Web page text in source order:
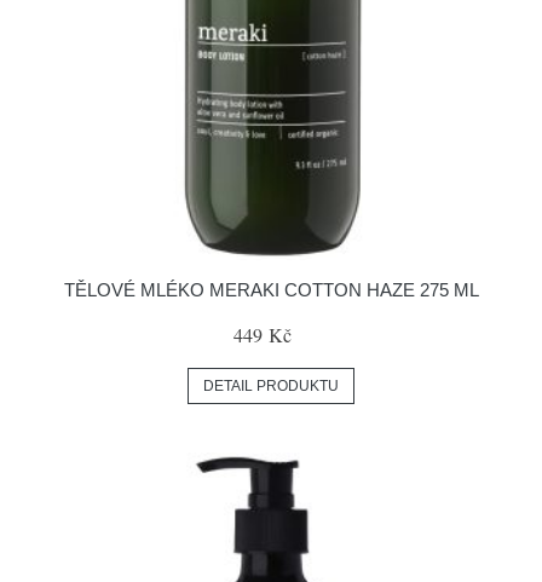
TĚLOVÉ MLÉKO MERAKI COTTON HAZE 275 ML
449 Kč
DETAIL PRODUKTU